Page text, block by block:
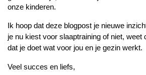
onze kinderen.
Ik hoop dat deze blogpost je nieuwe
je nu kiest voor slaaptraining of niet, weet
dat je doet wat voor jou en je gezin werkt.
Veel succes en liefs,